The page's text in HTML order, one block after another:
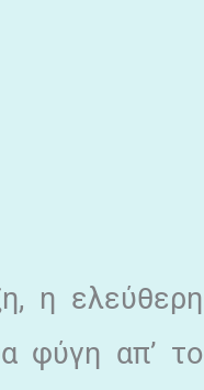
η ελεύθερη
φύγη απ’ το